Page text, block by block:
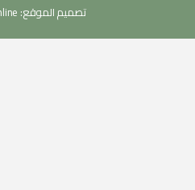
تصميم الموقع: